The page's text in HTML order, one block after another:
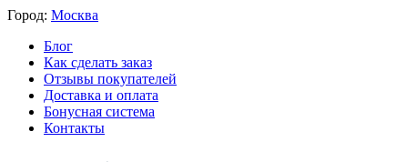
Город: Москва
Блог
Как сделать заказ
Отзывы покупателей
Доставка и оплата
Бонусная система
Контакты